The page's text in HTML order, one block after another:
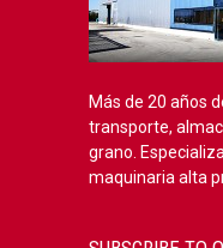
Más de 20 años
transporte,
grano.
maquinaria alta